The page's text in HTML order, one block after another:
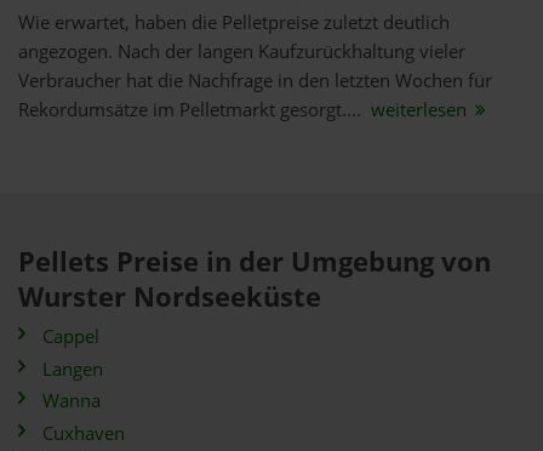
Wie erwartet, haben die Pelletpreise zuletzt deutlich
angezogen. Nach der langen Kaufzurückhaltung vieler
Verbraucher hat die Nachfrage in den letzten Wochen für
Rekordumsätze im Pelletmarkt gesorgt.... weiterlesen
Pellets Preise in der Umgebung von
Wurster Nordseeküste
Cappel
Langen
Wanna
Cuxhaven